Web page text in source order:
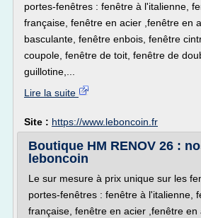
portes-fenêtres : fenêtre à l'italienne,
française, fenêtre en acier ,fenêtre en
basculante, fenêtre enbois, fenêtre
coupole, fenêtre de toit, fenêtre de
guillotine,...
Lire la suite
Site : https://www.leboncoin.fr
Boutique HM RENOV 26 :
leboncoin
Le sur mesure à prix unique sur les
portes-fenêtres : fenêtre à l'italienne,
française, fenêtre en acier ,fenêtre